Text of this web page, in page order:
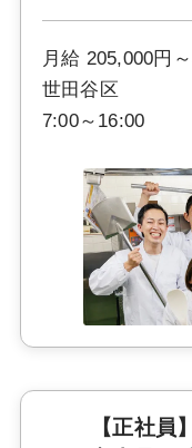
月給 205,000円
世田谷区
7:00～16:00
【正社員